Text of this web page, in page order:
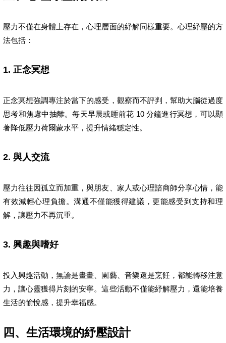
壓力不僅在身體上存在，心理層面的紓解同樣重要。心理紓壓的方
法包括：
1. 正念冥想
正念冥想強調專注於當下的感受，觀察而不評判，幫助大腦從過度
思考和焦慮中抽離。每天早晨或睡前花 10 分鐘進行冥想，可以顯
著降低壓力荷爾蒙水平，提升情緒穩定性。
2. 與人交流
壓力往往因孤立而加重，與朋友、家人或心理諮商師分享心情，能
有效減輕心理負擔。溝通不僅能獲得建議，更能感受到支持和理
解，讓壓力不再沉重。
3. 興趣與嗜好
投入興趣活動，無論是畫畫、園藝、音樂還是烹飪，都能轉移注意
力，讓心靈獲得片刻的安寧。這些活動不僅能紓解壓力，還能培養
生活的愉悅感，提升幸福感。
四、生活環境的紓壓設計